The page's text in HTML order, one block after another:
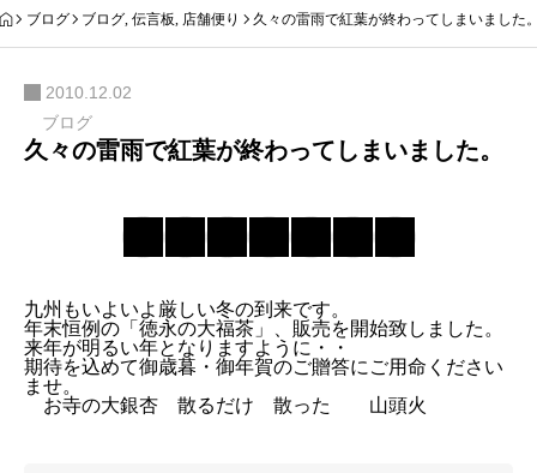
ブログ ブログ,伝言板, 店舗便り 久々の雷雨で紅葉が終わってしまいました
2010.12.02
ブログ
久々の雷雨で紅葉が終わってしまいました。
九州もいよいよ厳しい冬の到来です。
年末恒例の「徳永の大福茶」、販売を開始致しました。
来年が明るい年となりますように・・
期待を込めて御歳暮・御年賀のご贈答にご用命ください
ませ。
お寺の大銀杏 散るだけ 散った 山頭火